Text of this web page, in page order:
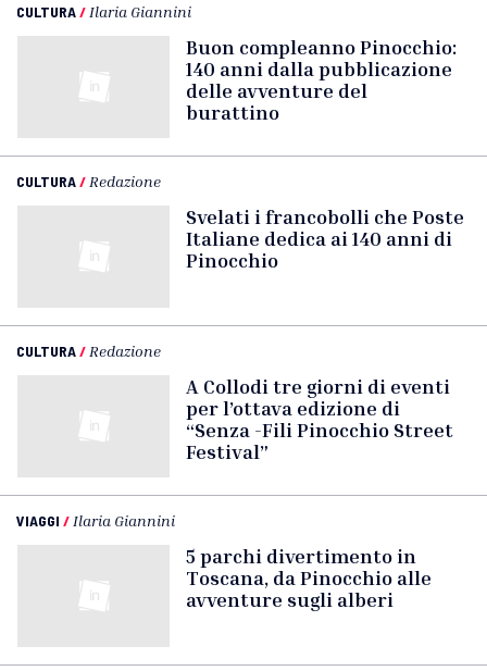
CULTURA/ Ilaria Giannini
Buon compleanno Pinocchio:
140 anni dalla pubblicazione
delle avventure del
burattino
CULTURA/ Redazione
Svelati i francobolli che Poste
Italiane dedica ai 140 anni di
Pinocchio
CULTURA/ Redazione
A Collodi tre giorni di eventi
per l’ottava edizione di
“Senza -Fili Pinocchio Street
Festival”
VIAGGI / Ilaria Giannini
5 parchi divertimento in
Toscana, da Pinocchio alle
avventure sugli alberi